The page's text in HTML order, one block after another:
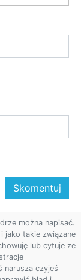
można napisać.
jako takie związane
lub cytuje ze
narusza czyjeś